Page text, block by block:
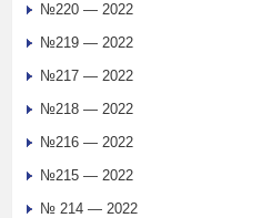
№220 — 2022
№219 — 2022
№217 — 2022
№218 — 2022
№216 — 2022
№215 — 2022
№ 214 — 2022